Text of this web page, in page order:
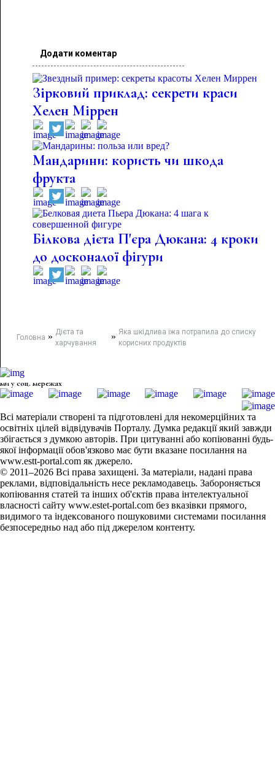
Додати коментар
Зірковий приклад: секрети краси
Хелен Міррен
Мандарини: користь чи шкода
фрукта
Білкова дієта П'єра Дюкана: 4 кроки
до досконалої фігури
Головна » Дієта та
харчування
» Яка шкідлива їжа потрапила до списку
корисних продуктів
ми у соц. мережах
Всі матеріали створені та підготовлені для некомерційних та
освітніх цілей відвідувачів Порталу. Думка редакції який завжди
збігається з думкою авторів. При цитуванні або копіюванні будь-
якої інформації обов'язково має бути вказане посилання на
www.estt-portal.com як джерело.
© 2011–2026 Всі права захищені. За матеріали, надані права
реклами, відповідальність несе рекламодавець. Забороняється
копіювання статей та інших об'єктів права інтелектуальної
власності сайту www.estet-portal.com без вказівки прямого,
видимого та індексованого пошуковими системами посилання
безпосередньо над або під джерелом контенту.